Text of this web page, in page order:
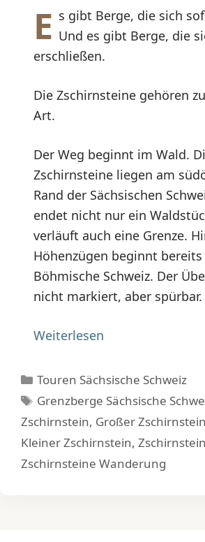
E s gibt Berge, die sich
Und es gibt Berge, die
erschließen.
Die Zschirnsteine gehören
Art.
Der Weg beginnt im Wald.
Zschirnsteine liegen am
Rand der Sächsischen
endet nicht nur ein
verläuft auch eine Grenze.
Höhenzügen beginnt
Böhmische Schweiz. Der
nicht markiert, aber spürbar.
Weiterlesen
Kategorien
Touren Sächsische Schweiz
Schlagwörter
Grenzberge Sächsische
Zschirnstein, Großer
Kleiner Zschirnstein,
Zschirnsteine Wanderung